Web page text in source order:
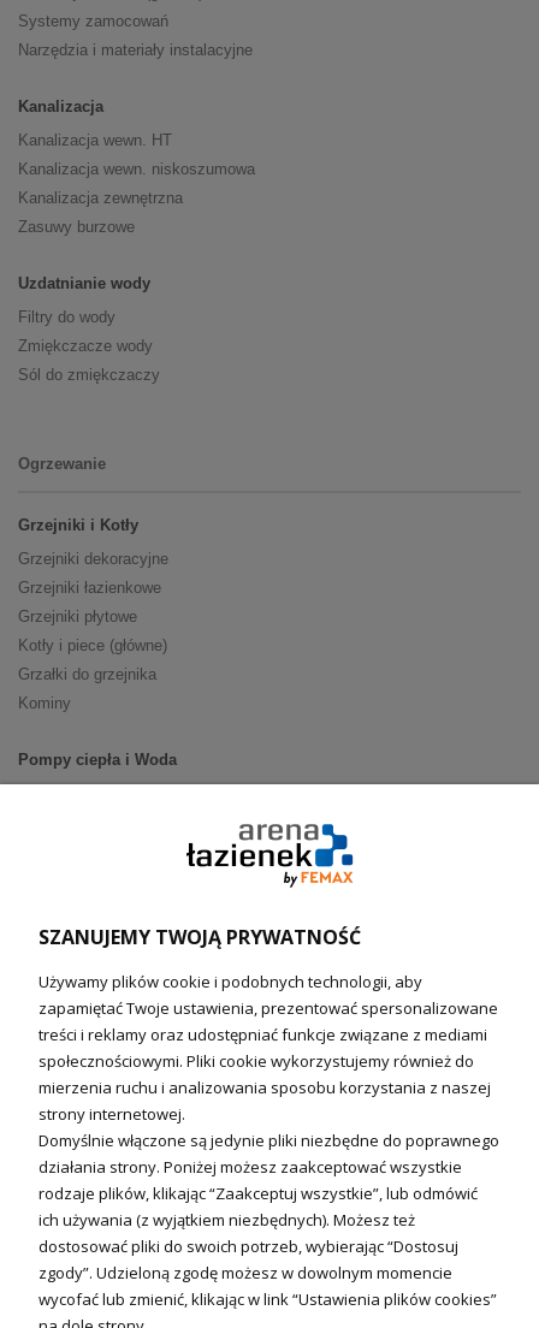
Systemy zamocowań
Narzędzia i materiały instalacyjne
Kanalizacja
Kanalizacja wewn. HT
Kanalizacja wewn. niskoszumowa
Kanalizacja zewnętrzna
Zasuwy burzowe
Uzdatnianie wody
Filtry do wody
Zmiękczacze wody
Sól do zmiękczaczy
Ogrzewanie
Grzejniki i Kotły
Grzejniki dekoracyjne
Grzejniki łazienkowe
Grzejniki płytowe
Kotły i piece (główne)
Grzałki do grzejnika
Kominy
Pompy ciepła i Woda
Ogrzewanie podłogowe (główne)
Technika solarna
Fotowoltanika
Sterowniki i regulatory
Nagrzewnice i kurtyny
Kuchnia i Wentylacja
Kuchnia
Zlewozmywaki
Baterie kuchenne
Młynki do odpadów
SZANUJEMY TWOJĄ PRYWATNOŚĆ
Używamy plików cookie i podobnych technologii, aby
zapamiętać Twoje ustawienia, prezentować spersonalizowane
treści i reklamy oraz udostępniać funkcje związane z mediami
społecznościowymi. Pliki cookie wykorzystujemy również do
mierzenia ruchu i analizowania sposobu korzystania z naszej
strony internetowej.
Domyślnie włączone są jedynie pliki niezbędne do poprawnego
działania strony. Poniżej możesz zaakceptować wszystkie
rodzaje plików, klikając “Zaakceptuj wszystkie”, lub odmówić
ich używania (z wyjątkiem niezbędnych). Możesz też
dostosować pliki do swoich potrzeb, wybierając “Dostosuj
zgody”. Udzieloną zgodę możesz w dowolnym momencie
wycofać lub zmienić, klikając w link “Ustawienia plików cookies”